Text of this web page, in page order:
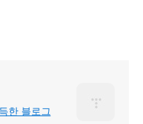
한 블로그